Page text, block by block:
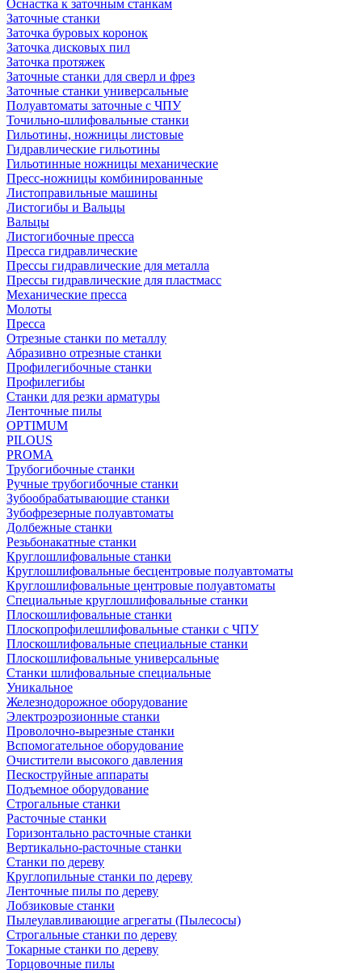
Оснастка к заточным станкам
Заточные станки
Заточка буровых коронок
Заточка дисковых пил
Заточка протяжек
Заточные станки для сверл и фрез
Заточные станки универсальные
Полуавтоматы заточные с ЧПУ
Точильно-шлифовальные станки
Гильотины, ножницы листовые
Гидравлические гильотины
Гильотинные ножницы механические
Пресс-ножницы комбинированные
Листоправильные машины
Листогибы и Вальцы
Вальцы
Листогибочные пресса
Пресса гидравлические
Прессы гидравлические для металла
Прессы гидравлические для пластмасс
Механические пресса
Молоты
Пресса
Отрезные станки по металлу
Абразивно отрезные станки
Профилегибочные станки
Профилегибы
Станки для резки арматуры
Ленточные пилы
OPTIMUM
PILOUS
PROMA
Трубогибочные станки
Ручные трубогибочные станки
Зубообрабатывающие станки
Зубофрезерные полуавтоматы
Долбежные станки
Резьбонакатные станки
Круглошлифовальные станки
Круглошлифовальные бесцентровые полуавтоматы
Круглошлифовальные центровые полуавтоматы
Специальные круглошлифовальные станки
Плоскошлифовальные станки
Плоскопрофилешлифовальные станки с ЧПУ
Плоскошлифовальные специальные станки
Плоскошлифовальные универсальные
Станки шлифовальные специальные
Уникальное
Железнодорожное оборудование
Электроэрозионные станки
Проволочно-вырезные станки
Вспомогательное оборудование
Очистители высокого давления
Пескоструйные аппараты
Подъемное оборудование
Строгальные станки
Расточные станки
Горизонтально расточные станки
Вертикально-расточные станки
Станки по дереву
Круглопильные станки по дереву
Ленточные пилы по дереву
Лобзиковые станки
Пылеулавливающие агрегаты (Пылесосы)
Строгальные станки по дереву
Токарные станки по дереву
Торцовочные пилы